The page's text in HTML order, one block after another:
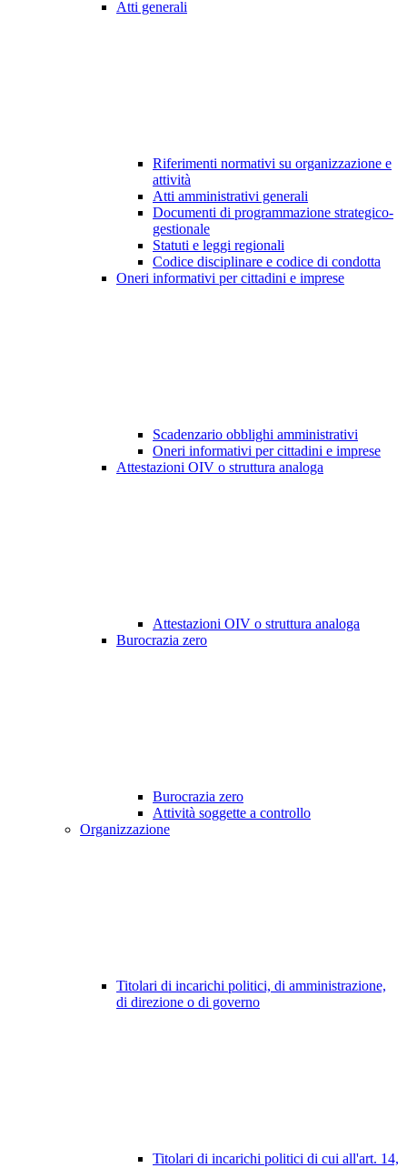
Atti generali
Riferimenti normativi su organizzazione e
attività
Atti amministrativi generali
Documenti di programmazione strategico-
gestionale
Statuti e leggi regionali
Codice disciplinare e codice di condotta
Oneri informativi per cittadini e imprese
Scadenzario obblighi amministrativi
Oneri informativi per cittadini e imprese
Attestazioni OIV o struttura analoga
Attestazioni OIV o struttura analoga
Burocrazia zero
Burocrazia zero
Attività soggette a controllo
Organizzazione
Titolari di incarichi politici, di amministrazione,
di direzione o di governo
Titolari di incarichi politici di cui all'art. 14,